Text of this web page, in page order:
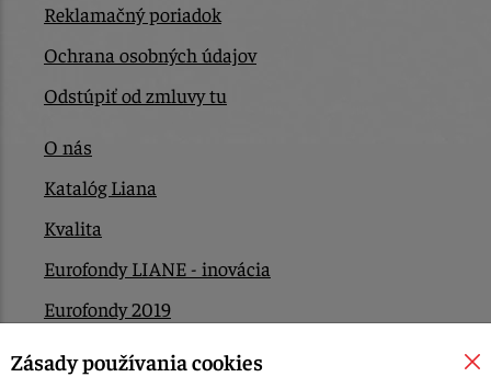
Reklamačný poriadok
Ochrana osobných údajov
Odstúpiť od zmluvy tu
O nás
Katalóg Liana
Kvalita
Eurofondy LIANE - inovácia
Eurofondy 2019
Eurofondy 2022/2023
Zásady používania cookies